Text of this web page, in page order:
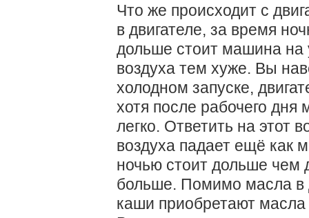
Что же происходит с
в двигателе, за время
дольше стоит машина на
воздуха тем хуже. Вы
холодном запуске,
хотя после рабочего дня
легко. Ответить на этот
воздуха падает ещё как
ночью стоит дольше чем
больше. Помимо масла в
каши приобретают масла